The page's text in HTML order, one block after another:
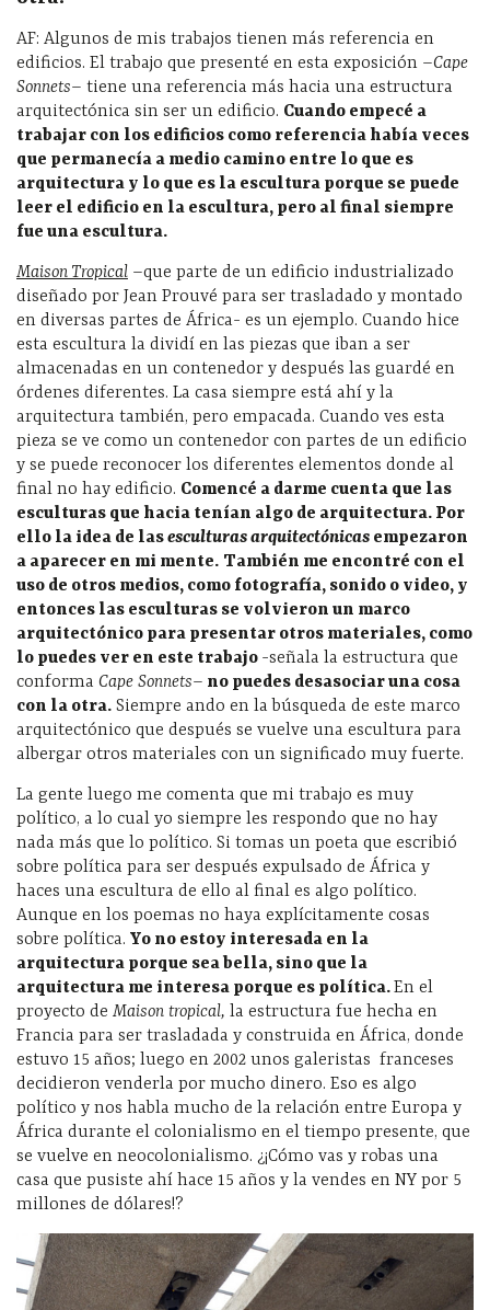
AF: Algunos de mis trabajos tienen más referencia en
edificios. El trabajo que presenté en esta exposición –Cape
Sonnets– tiene una referencia más hacia una estructura
arquitectónica sin ser un edificio. Cuando empecé a
trabajar con los edificios como referencia había veces
que permanecía a medio camino entre lo que es
arquitectura y lo que es la escultura porque se puede
leer el edificio en la escultura, pero al final siempre
fue una escultura.
Maison Tropical –que parte de un edificio industrializado
diseñado por Jean Prouvé para ser trasladado y montado
en diversas partes de África- es un ejemplo. Cuando hice
esta escultura la dividí en las piezas que iban a ser
almacenadas en un contenedor y después las guardé en
órdenes diferentes. La casa siempre está ahí y la
arquitectura también, pero empacada. Cuando ves esta
pieza se ve como un contenedor con partes de un edificio
y se puede reconocer los diferentes elementos donde al
final no hay edificio. Comencé a darme cuenta que las
esculturas que hacia tenían algo de arquitectura. Por
ello la idea de lasesculturas arquitectónicas empezaron
a aparecer en mi mente. También me encontré con el
uso de otros medios, como fotografía, sonido o video, y
entonces las esculturas se volvieron un marco
arquitectónico para presentar otros materiales, como
lo puedes ver en este trabajo -señala la estructura que
conforma Cape Sonnets– no puedes desasociar una cosa
con la otra. Siempre ando en la búsqueda de este marco
arquitectónico que después se vuelve una escultura para
albergar otros materiales con un significado muy fuerte.
La gente luego me comenta que mi trabajo es muy
político, a lo cual yo siempre les respondo que no hay
nada más que lo político. Si tomas un poeta que escribió
sobre política para ser después expulsado de África y
haces una escultura de ello al final es algo político.
Aunque en los poemas no haya explícitamente cosas
sobre política. Yo no estoy interesada en la
arquitectura porque sea bella, sino que la
arquitectura me interesa porque es política.En el
proyecto de Maison tropical, la estructura fue hecha en
Francia para ser trasladada y construida en África, donde
estuvo 15 años; luego en 2002 unos galeristas franceses
decidieron venderla por mucho dinero. Eso es algo
político y nos habla mucho de la relación entre Europa y
África durante el colonialismo en el tiempo presente, que
se vuelve en neocolonialismo. ¿¡Cómo vas y robas una
casa que pusiste ahí hace 15 años y la vendes en NY por 5
millones de dólares!?